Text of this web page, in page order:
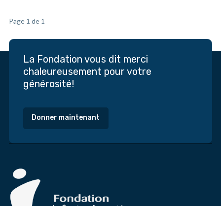
Page 1 de 1
La Fondation vous dit merci
chaleureusement pour votre
générosité!
Donner maintenant